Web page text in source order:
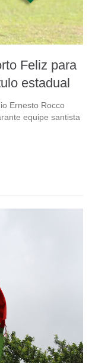
Feliz para
estadual
Ernesto Rocco
equipe santista